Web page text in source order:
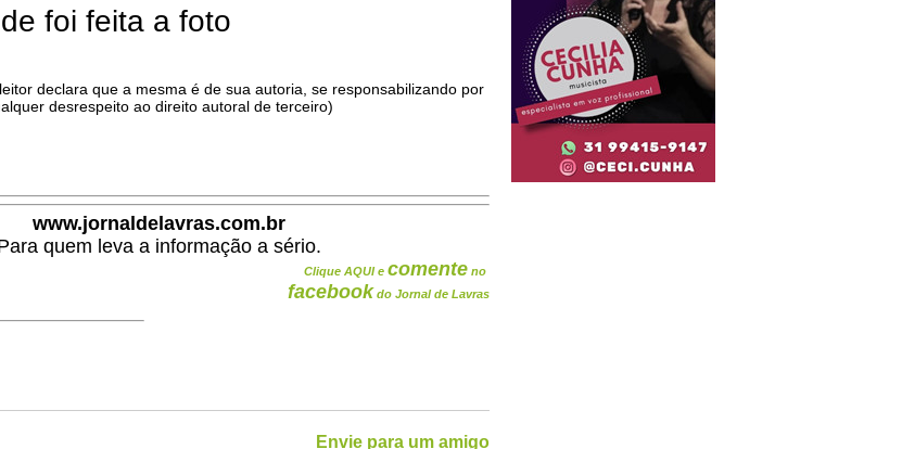
foi feita a foto
declara que a mesma é de sua autoria, se responsabilizando por
desrespeito ao direito autoral de terceiro)
www.jornaldelavras.com.br
quem leva a informação a sério.
Clique AQUI e comente no
facebook do Jornal de Lavras
Envie para um amigo